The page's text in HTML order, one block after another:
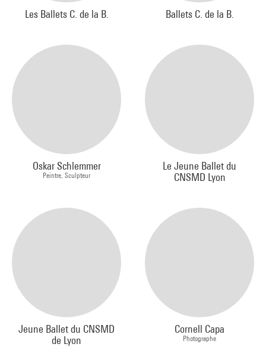
Les Ballets C. de la B. Ballets C. de la B.
Oskar Schlemmer
Peintre, Sculpteur
Le Jeune Ballet du
CNSMD Lyon
Jeune Ballet du CNSMD
de Lyon
Cornell Capa
Photographe